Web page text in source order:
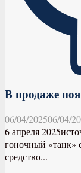
В продаже
06/04/202506/04/
6 апреля
гоночный «танк»
средство...